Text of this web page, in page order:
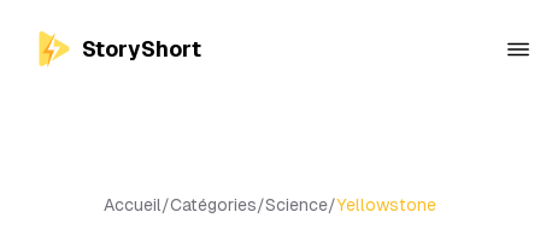
StoryShort
Accueil/Catégories/Science/Yellowstone